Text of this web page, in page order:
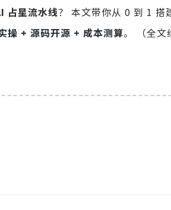
占星流水线？ 本文带你从 0 到 1 搭
操 + 源码开源 + 成本测算。 （全文